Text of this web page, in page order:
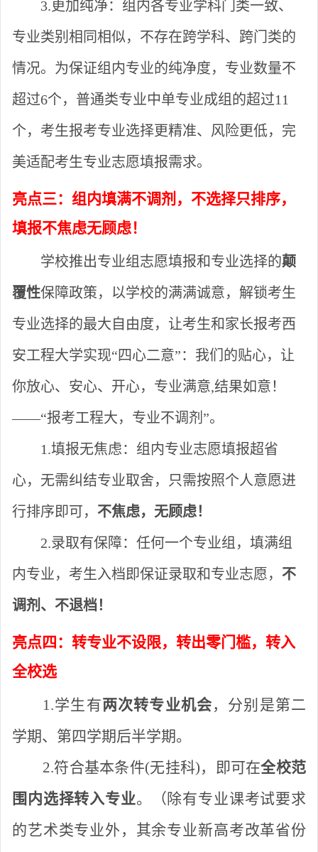
3.更加纯净： 组内各专业学科门类一致、
专业类别相同相似，不存在跨学科、跨门类的
情况。为保证组内专业的纯净度，专业数量不
超过6个，普通类专业中单专业成组的超过11
个，考生报考专业选择更精准、风险更低，完
美适配考生专业志愿填报需求。
亮点三：组内填满不调剂， 不选择只排序，
填报不焦虑无顾虑！
学校推出专业组志愿填报和专业选择的颠
覆性保障政策，以学校的满满诚意，解锁考生
专业选择的最大自由度，让考生和家长报考西
安工程大学实现“四心二意”：我们的贴心，让
你放心、安心、开心，专业满意,结果如意！
——“报考工程大，专业不调剂”。
1.填报无焦虑： 组内专业志愿填报超省
心，无需纠结专业取舍，只需按照个人意愿进
行排序即可， 不焦虑，无顾虑！
2.录取有保障： 任何一个专业组，填满组
内专业，考生入档即保证录取和专业志愿， 不
调剂、不退档！
亮点四：转专业不设限，转出零门槛，转入
全校选
1.学生有两次转专业机会，分别是第二
学期、第四学期后半学期。
2.符合基本条件(无挂科)，即可在全校范
围内选择转入专业。（ 除有专业课考试要求
的艺术类专业外，其余专业新高考改革省份